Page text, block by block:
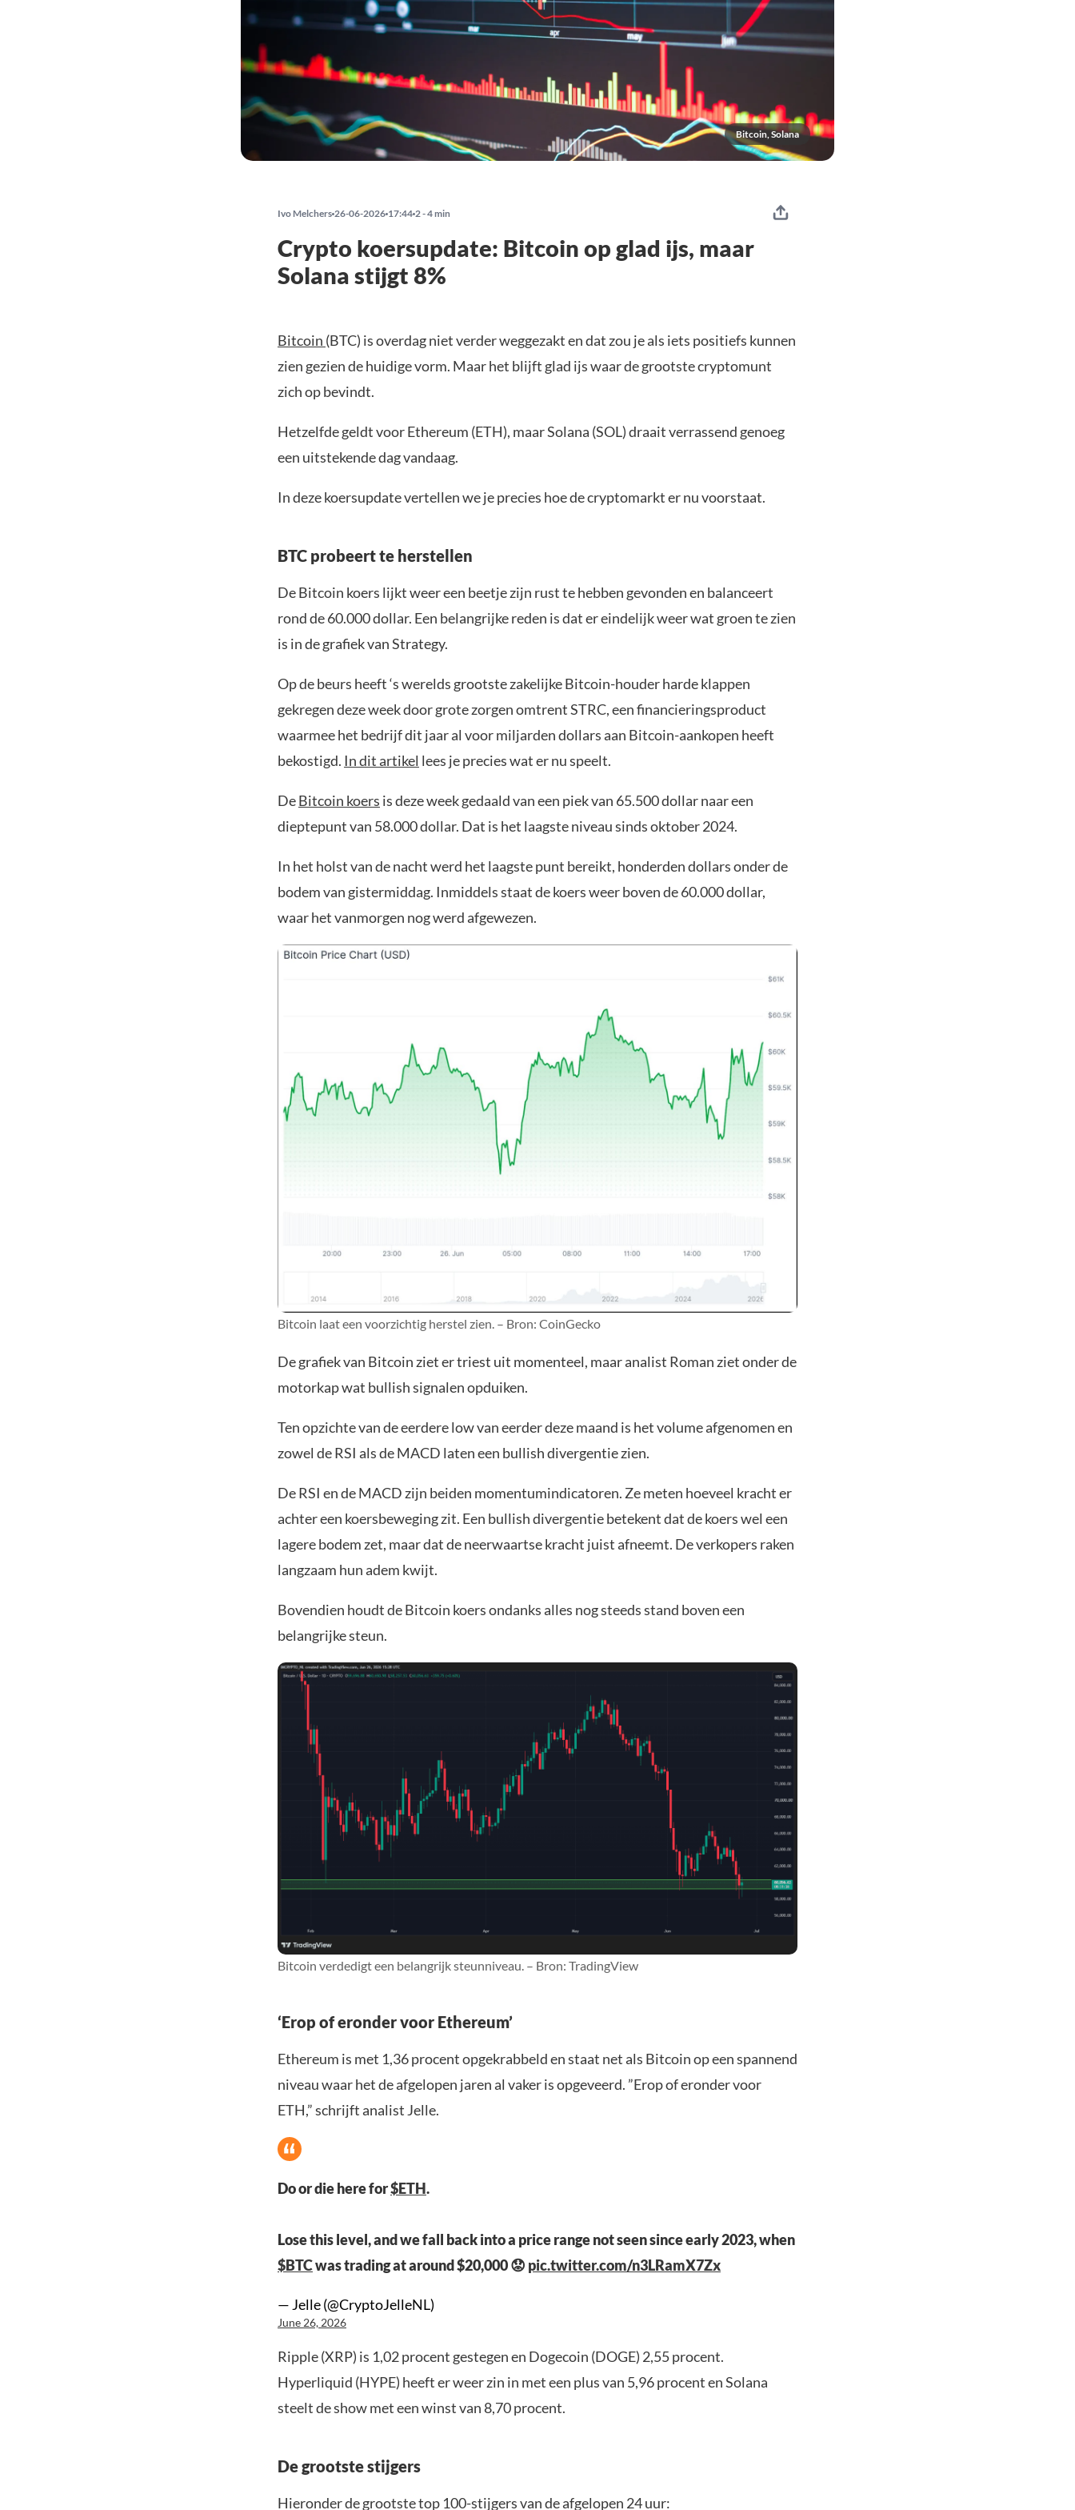
Bitcoin, Solana
Ivo Melchers 26-06-2026 17:44 2 - 4 min
Crypto koersupdate: Bitcoin op glad ijs, maar
Solana stijgt 8%
Bitcoin (BTC) is overdag niet verder weggezakt en dat zou je als iets positiefs kunnen
zien gezien de huidige vorm. Maar het blijft glad ijs waar de grootste cryptomunt
zich op bevindt.
Hetzelfde geldt voor Ethereum (ETH), maar Solana (SOL) draait verrassend genoeg
een uitstekende dag vandaag.
In deze koersupdate vertellen we je precies hoe de cryptomarkt er nu voorstaat.
BTC probeert te herstellen
De Bitcoin koers lijkt weer een beetje zijn rust te hebben gevonden en balanceert
rond de 60.000 dollar. Een belangrijke reden is dat er eindelijk weer wat groen te zien
is in de grafiek van Strategy.
Op de beurs heeft ‘s werelds grootste zakelijke Bitcoin-houder harde klappen
gekregen deze week door grote zorgen omtrent STRC, een financieringsproduct
waarmee het bedrijf dit jaar al voor miljarden dollars aan Bitcoin-aankopen heeft
bekostigd. In dit artikel lees je precies wat er nu speelt.
DeBitcoin koers is deze week gedaald van een piek van 65.500 dollar naar een
dieptepunt van 58.000 dollar. Dat is het laagste niveau sinds oktober 2024.
In het holst van de nacht werd het laagste punt bereikt, honderden dollars onder de
bodem van gistermiddag. Inmiddels staat de koers weer boven de 60.000 dollar,
waar het vanmorgen nog werd afgewezen.
Bitcoin laat een voorzichtig herstel zien. – Bron: CoinGecko
De grafiek van Bitcoin ziet er triest uit momenteel, maar analist Roman ziet onder de
motorkap wat bullish signalen opduiken.
Ten opzichte van de eerdere low van eerder deze maand is het volume afgenomen en
zowel de RSI als de MACD laten een bullish divergentie zien.
De RSI en de MACD zijn beiden momentumindicatoren. Ze meten hoeveel kracht er
achter een koersbeweging zit. Een bullish divergentie betekent dat de koers wel een
lagere bodem zet, maar dat de neerwaartse kracht juist afneemt. De verkopers raken
langzaam hun adem kwijt.
Bovendien houdt de Bitcoin koers ondanks alles nog steeds stand boven een
belangrijke steun.
Bitcoin verdedigt een belangrijk steunniveau. – Bron: TradingView
‘Erop of eronder voor Ethereum’
Ethereum is met 1,36 procent opgekrabbeld en staat net als Bitcoin op een spannend
niveau waar het de afgelopen jaren al vaker is opgeveerd. ”Erop of eronder voor
ETH,” schrijft analist Jelle.
Do or die here for$ETH.
Lose this level, and we fall back into a price range not seen since early 2023, when
$BTCwas trading at around $20,000 😟 pic.twitter.com/n3LRamX7Zx
— Jelle (@CryptoJelleNL)
June 26, 2026
Ripple (XRP) is 1,02 procent gestegen en Dogecoin (DOGE) 2,55 procent.
Hyperliquid (HYPE) heeft er weer zin in met een plus van 5,96 procent en Solana
steelt de show met een winst van 8,70 procent.
De grootste stijgers
Hieronder de grootste top 100-stijgers van de afgelopen 24 uur: